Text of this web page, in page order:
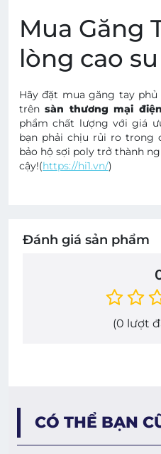
Mua Găng
lòng cao
Hãy đặt mua găng tay
trênsàn thương mại
phẩm chất lượng với giá
bạn phải chịu rủi ro trong
bảo hộ sợi poly trở thành
cậy!(https://hi1.vn/)
Đánh giá sản phẩm
(0 lượt
CÓ THỂ BẠN